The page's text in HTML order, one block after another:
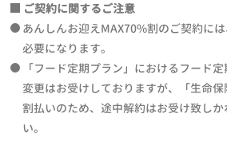
ご契約に関するご注意
あんしんお迎えMAX70%割のご契約に
必要になります。
「フード定期プラン」におけるフード
変更はお受けしておりますが、「生命
割払いのため、途中解約はお受け致し
い。